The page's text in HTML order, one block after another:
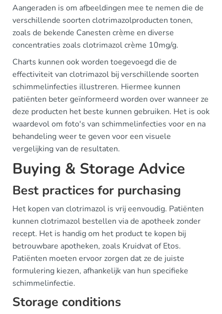
Aangeraden is om afbeeldingen mee te nemen die de
verschillende soorten clotrimazolproducten tonen,
zoals de bekende Canesten crème en diverse
concentraties zoals clotrimazol crème 10mg/g.
Charts kunnen ook worden toegevoegd die de
effectiviteit van clotrimazol bij verschillende soorten
schimmelinfecties illustreren. Hiermee kunnen
patiënten beter geïnformeerd worden over wanneer ze
deze producten het beste kunnen gebruiken. Het is ook
waardevol om foto's van schimmelinfecties voor en na
behandeling weer te geven voor een visuele
vergelijking van de resultaten.
Buying & Storage Advice
Best practices for purchasing
Het kopen van clotrimazol is vrij eenvoudig. Patiënten
kunnen clotrimazol bestellen via de apotheek zonder
recept. Het is handig om het product te kopen bij
betrouwbare apotheken, zoals Kruidvat of Etos.
Patiënten moeten ervoor zorgen dat ze de juiste
formulering kiezen, afhankelijk van hun specifieke
schimmelinfectie.
Storage conditions